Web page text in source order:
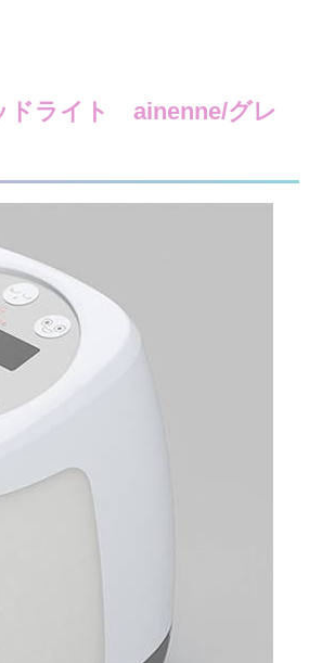
ドライト ainenne/グレ